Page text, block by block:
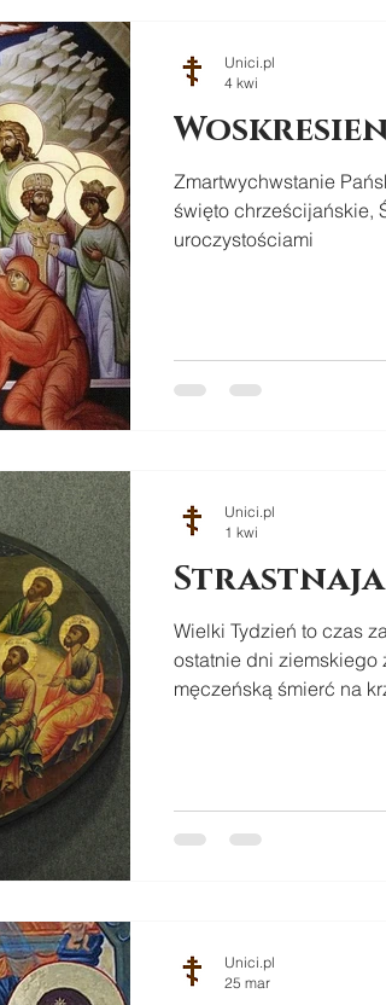
Zmartwychwstanie
święto chrześcijańskie,
uroczystościami
Unici.pl
4 kwi
Strastnaja
Wielki Tydzień to czas
ostatnie dni ziemskiego
męczeńską śmierć na
Unici.pl
1 kwi
Unici.pl
25 mar